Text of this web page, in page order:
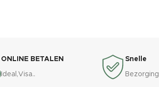
ONLINE BETALEN
Ideal,Visa..
Snelle
Bezorging